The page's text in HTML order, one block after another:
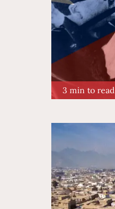
3 min to read